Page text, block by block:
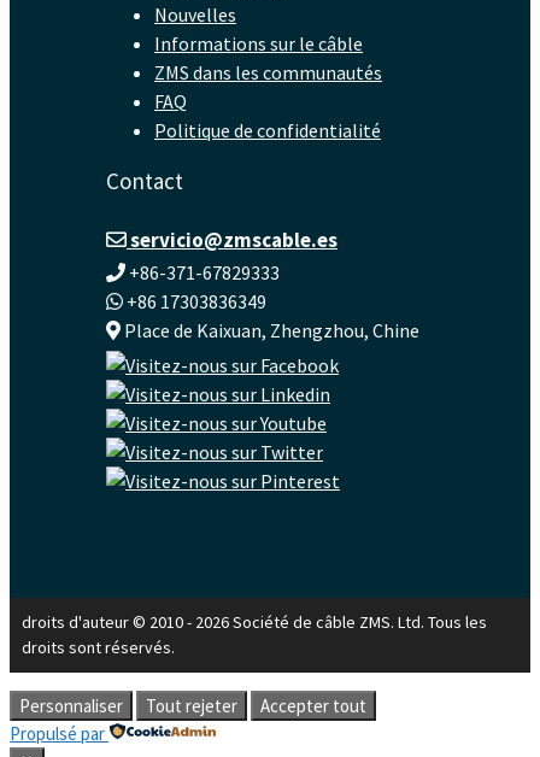
Nouvelles
Informations sur le câble
ZMS dans les communautés
FAQ
Politique de confidentialité
Contact
servicio@zmscable.es
+86-371-67829333
+86 17303836349
Place de Kaixuan, Zhengzhou, Chine
droits d'auteur © 2010 - 2026 Société de câble ZMS. Ltd. Tous les
droits sont réservés.
Personnaliser Tout rejeter
Accepter tout
Propulsé par